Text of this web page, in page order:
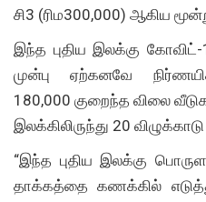
சி3 (ரிம300,000) ஆகிய
இந்த புதிய இலக்கு
முன்பு ஏற்கனவே
180,000 குறைந்த விலை
இலக்கிலிருந்து 20
“இந்த புதிய இலக்கு
தாக்கத்தை கணக்கில்